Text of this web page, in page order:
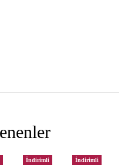
İndirimli İndirimli